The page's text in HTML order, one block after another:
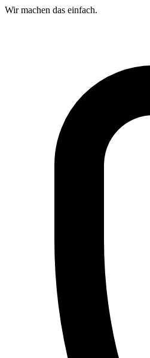
Wir machen das einfach.